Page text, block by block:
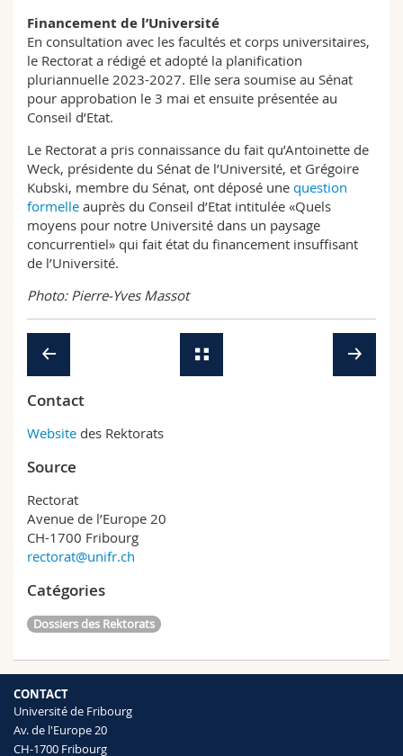
Financement de l’Université
En consultation avec les facultés et corps universitaires,
le Rectorat a rédigé et adopté la planification
pluriannuelle 2023-2027. Elle sera soumise au Sénat
pour approbation le 3 mai et ensuite présentée au
Conseil d’Etat.
Le Rectorat a pris connaissance du fait qu’Antoinette de
Weck, présidente du Sénat de l’Université, et Grégoire
Kubski, membre du Sénat, ont déposé une question
formelle auprès du Conseil d’Etat intitulée «Quels
moyens pour notre Université dans un paysage
concurrentiel» qui fait état du financement insuffisant
de l’Université.
Photo: Pierre-Yves Massot
Contact
Website des Rektorats
Source
Rectorat
Avenue de l’Europe 20
CH-1700 Fribourg
rectorat@unifr.ch
Catégories
Dossiers des Rektorats
CONTACT
Université de Fribourg
Av. de l'Europe 20
CH-1700 Fribourg